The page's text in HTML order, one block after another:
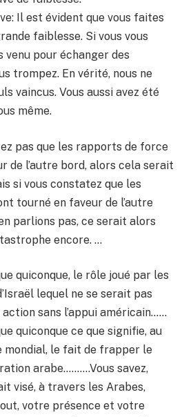
Il est évident que vous faites
faiblesse. Si vous vous
venu pour échanger des
trompez. En vérité, nous ne
vaincus. Vous aussi avez été
même.
pas que les rapports de force
de l’autre bord, alors cela serait
si vous constatez que les
tourné en faveur de l’autre
parlions pas, ce serait alors
encore. …
quiconque, le rôle joué par les
lequel ne se serait pas
sans l’appui américain……
quiconque ce que signifie, au
mondial, le fait de frapper le
arabe……….Vous savez,
visé, à travers les Arabes,
votre présence et votre